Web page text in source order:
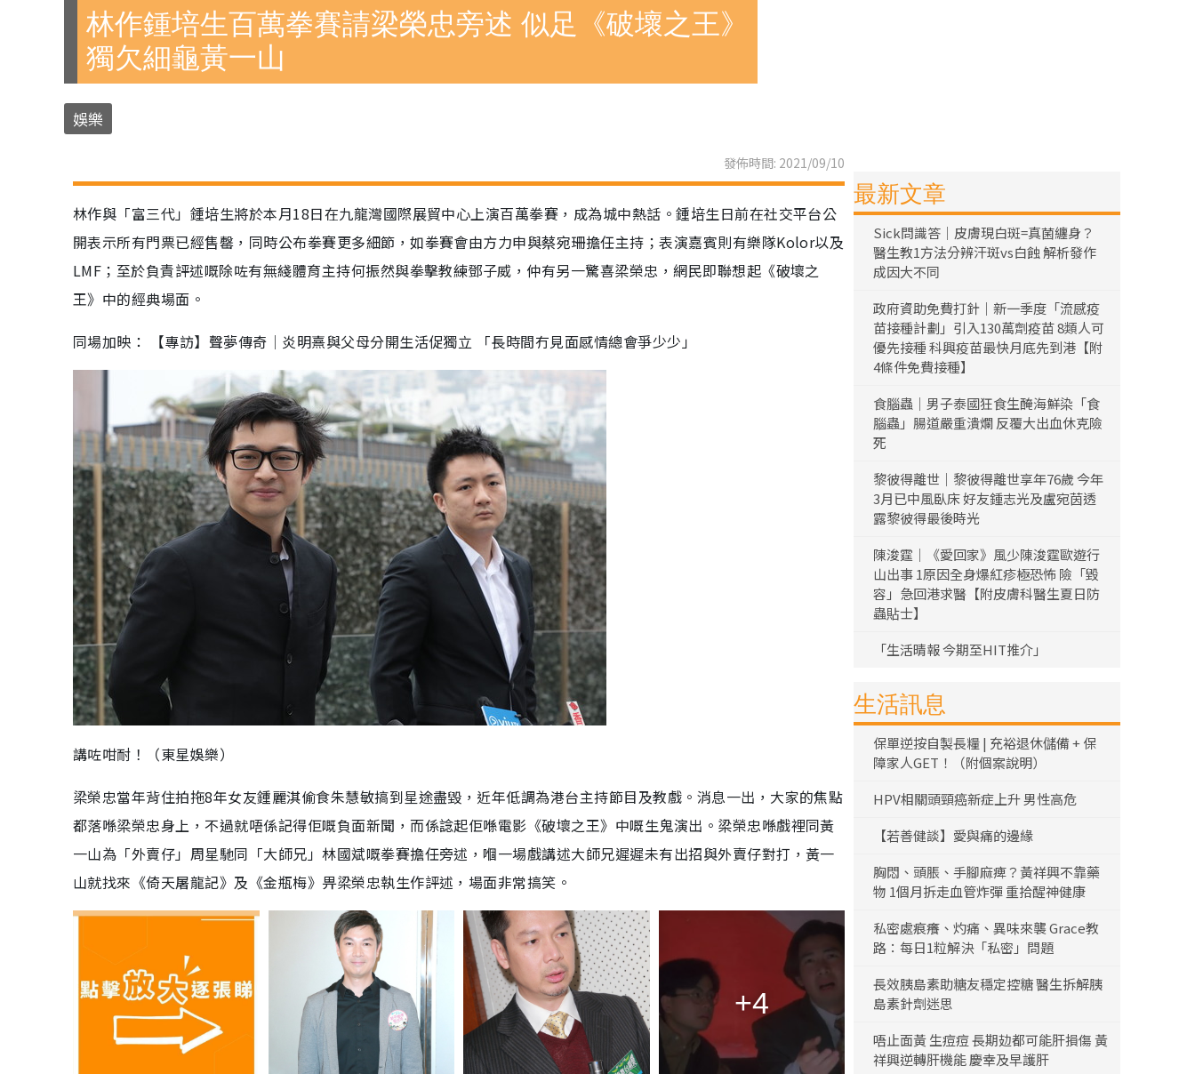
林作鍾培生百萬拳賽請梁榮忠旁述 似足《破壞之王》
獨欠細龜黃一山
娛樂
發佈時間: 2021/09/10
林作與「富三代」鍾培生將於本月18日在九龍灣國際展貿中心上演百萬拳賽，成為城中熱話。鍾培生日前在社交平台公
開表示所有門票已經售罄，同時公布拳賽更多細節，如拳賽會由方力申與蔡宛珊擔任主持；表演嘉賓則有樂隊Kolor以及
LMF；至於負責評述嘅除咗有無綫體育主持何振然與拳擊教練鄧子威，仲有另一驚喜梁榮忠，網民即聯想起《破壞之
王》中的經典場面。
同場加映： 【專訪】聲夢傳奇│炎明熹與父母分開生活促獨立 「長時間冇見面感情總會爭少少」
講咗咁耐！（東星娛樂）
梁榮忠當年背住拍拖8年女友鍾麗淇偷食朱慧敏搞到星途盡毀，近年低調為港台主持節目及教戲。消息一出，大家的焦點
都落喺梁榮忠身上，不過就唔係記得佢嘅負面新聞，而係諗起佢喺電影《破壞之王》中嘅生鬼演出。梁榮忠喺戲裡同黃
一山為「外賣仔」周星馳同「大師兄」林國斌嘅拳賽擔任旁述，嗰一場戲講述大師兄遲遲未有出招與外賣仔對打，黃一
山就找來《倚天屠龍記》及《金瓶梅》畀梁榮忠執生作評述，場面非常搞笑。
+4
最新文章
Sick問識答｜皮膚現白斑=真菌纏身？
醫生教1方法分辨汗斑vs白蝕 解析發作
成因大不同
政府資助免費打針｜新一季度「流感疫
苗接種計劃」引入130萬劑疫苗 8類人可
優先接種 科興疫苗最快月底先到港【附
4條件免費接種】
食腦蟲｜男子泰國狂食生醃海鮮染「食
腦蟲」腸道嚴重潰爛 反覆大出血休克險
死
黎彼得離世｜黎彼得離世享年76歲 今年
3月已中風臥床 好友鍾志光及盧宛茵透
露黎彼得最後時光
陳浚霆｜《愛回家》風少陳浚霆歐遊行
山出事 1原因全身爆紅疹極恐怖 險「毀
容」急回港求醫【附皮膚科醫生夏日防
蟲貼士】
「生活晴報 今期至HIT推介」
生活訊息
保單逆按自製長糧 | 充裕退休儲備 + 保
障家人GET！（附個案說明）
HPV相關頭頸癌新症上升 男性高危
【若善健談】愛與痛的邊緣
胸悶、頭脹、手腳麻痺？黃祥興不靠藥
物 1個月拆走血管炸彈 重拾醒神健康
私密處痕癢、灼痛、異味來襲 Grace教
路：每日1粒解決「私密」問題
長效胰島素助糖友穩定控糖 醫生拆解胰
島素針劑迷思
唔止面黃 生痘痘 長期攰都可能肝損傷 黃
祥興逆轉肝機能 慶幸及早護肝